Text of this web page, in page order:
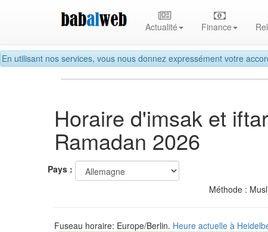
En utilisant nos services, vous nous donnez expressément votre
Actualité Finance
Horaire d'imsak et
Ramadan 2026
Pays :
Méthode :
Fuseau horaire: Europe/Berlin. Heure actuelle à